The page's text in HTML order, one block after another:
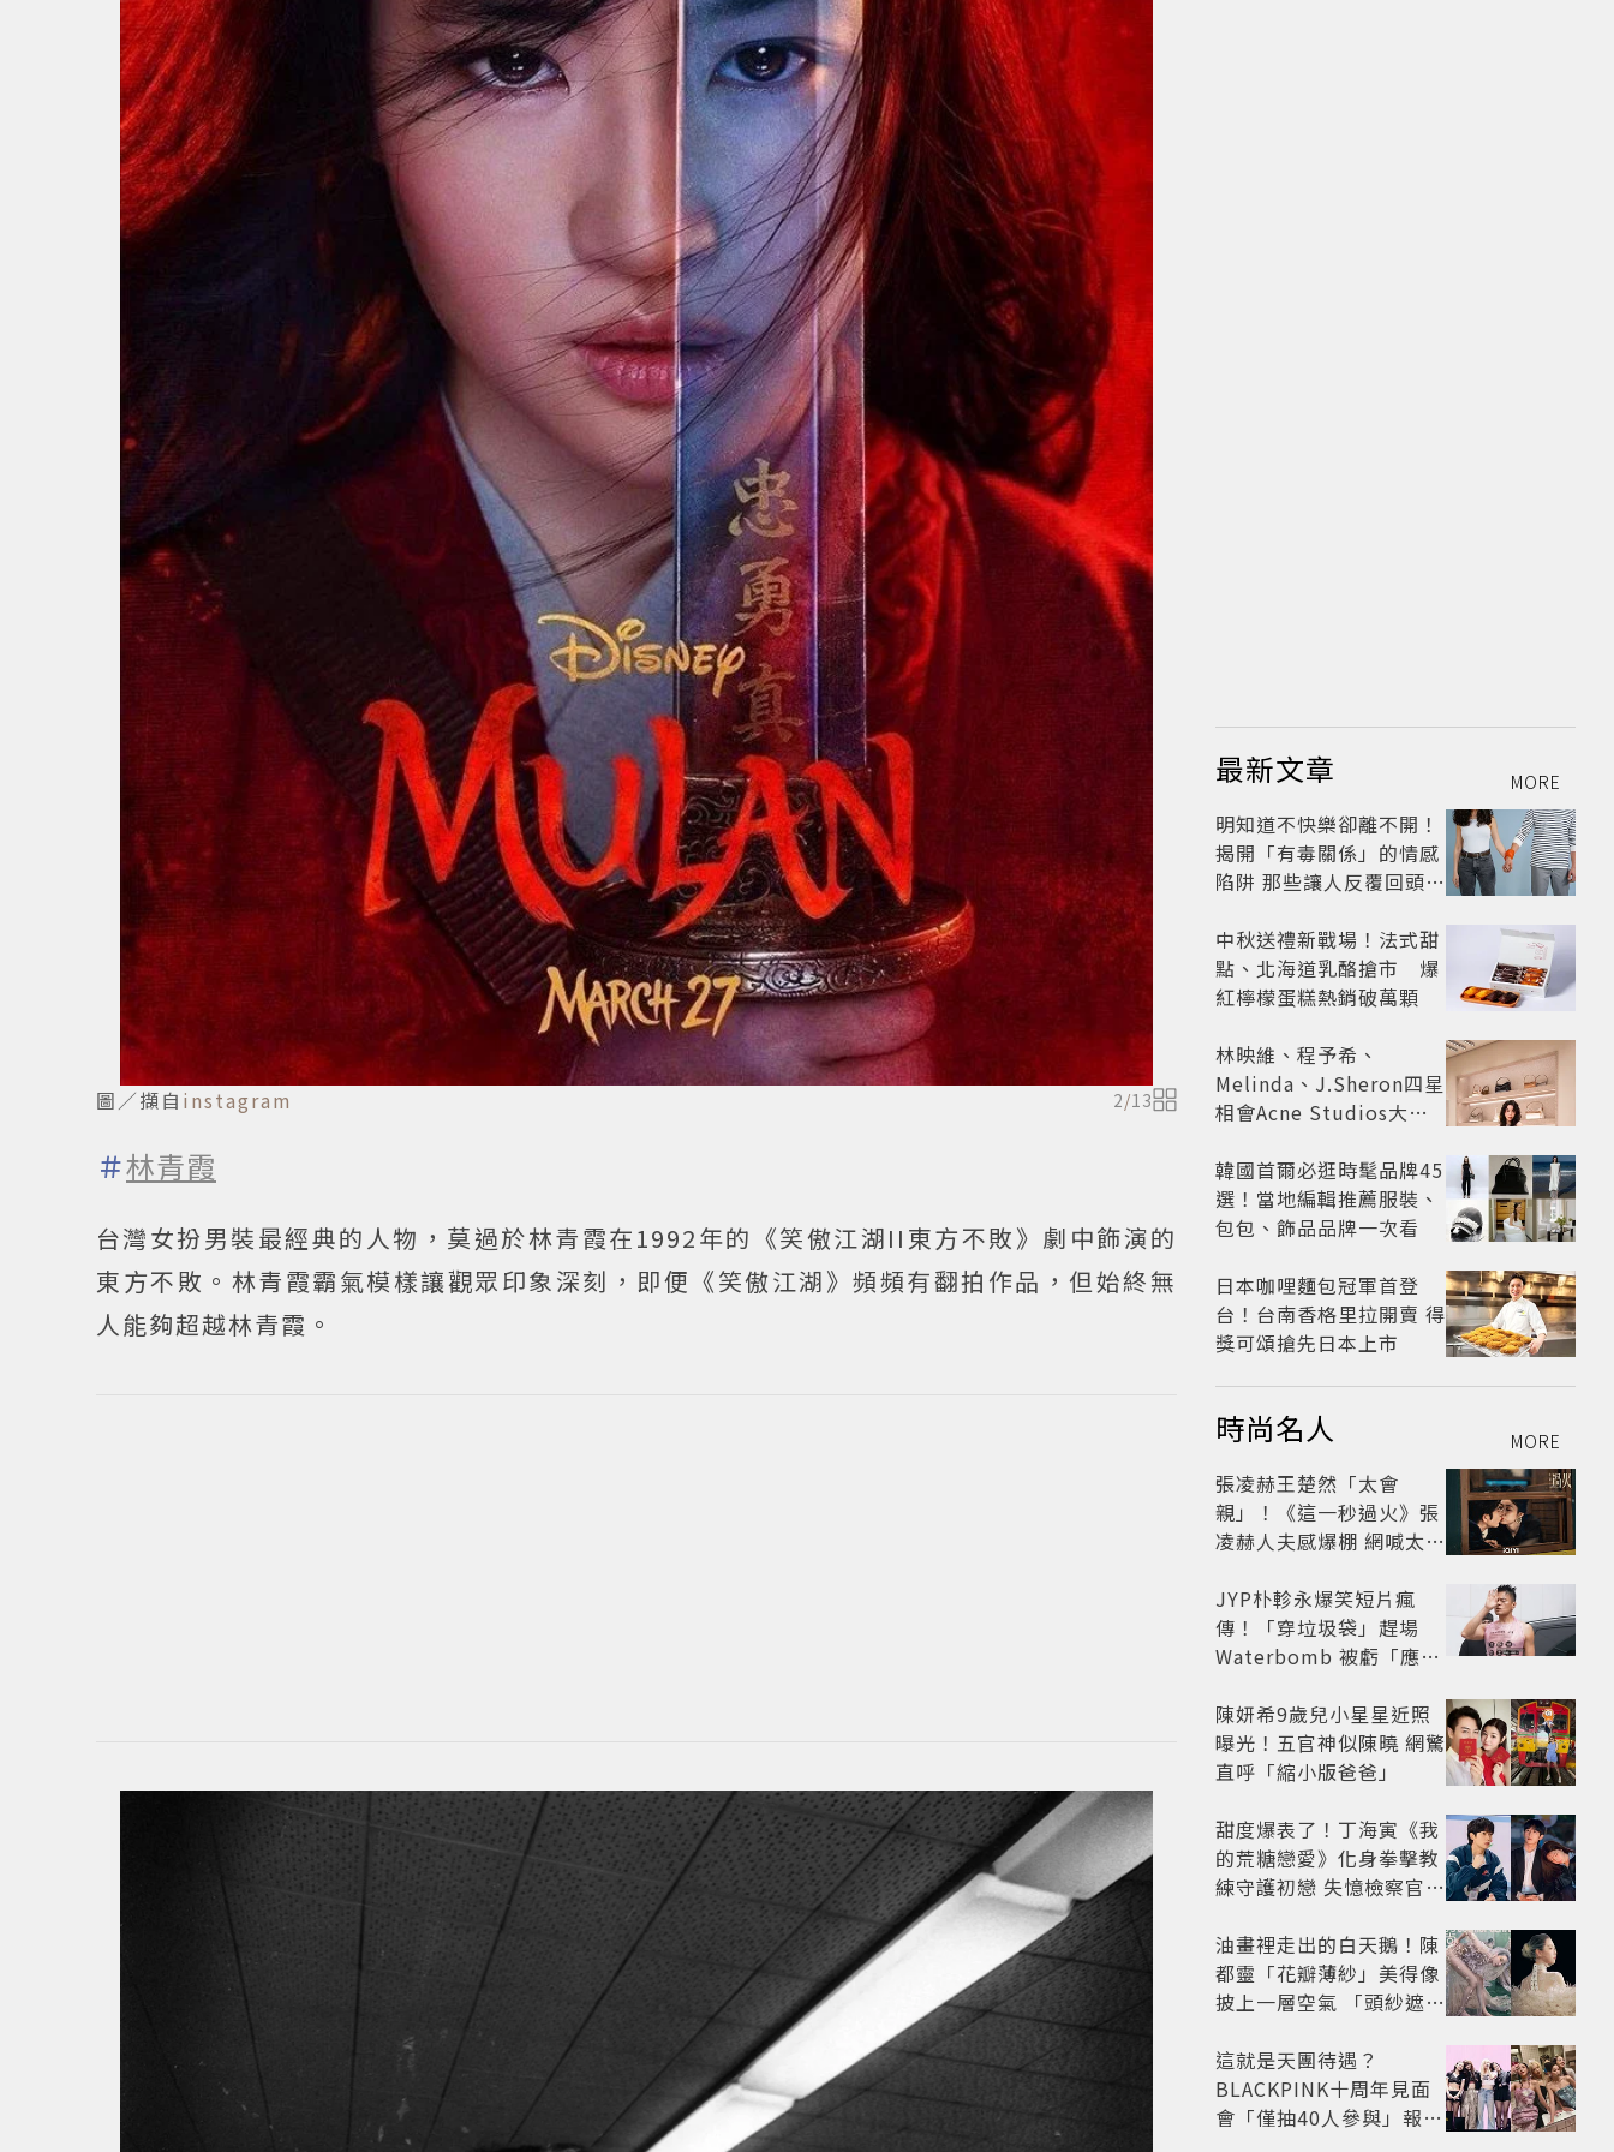
圖／擷自 instagram 2/13
＃林青霞
台灣女扮男裝最經典的人物，莫過於林青霞在1992年的《笑傲江湖II東方不敗》劇中飾演的
東方不敗。林青霞霸氣模樣讓觀眾印象深刻，即便《笑傲江湖》頻頻有翻拍作品，但始終無
人能夠超越林青霞。
最新文章 MORE
明知道不快樂卻離不開！
揭開「有毒關係」的情感
陷阱 那些讓人反覆回頭的
戒？
中秋送禮新戰場！法式甜
點、北海道乳酪搶市 爆
紅檸檬蛋糕熱銷破萬顆
林映維、程予希、
Melinda、J.Sheron四星
相會Acne Studios大曬
韓國首爾必逛時髦品牌45
選！當地編輯推薦服裝、
包包、飾品品牌一次看
日本咖哩麵包冠軍首登
台！台南香格里拉開賣 得
獎可頌搶先日本上市
時尚名人 MORE
張凌赫王楚然「太會
親」！《這一秒過火》張
凌赫人夫感爆棚 網喊太有
JYP朴軫永爆笑短片瘋
傳！「穿垃圾袋」趕場
Waterbomb 被虧「應該
陳妍希9歲兒小星星近照
曝光！五官神似陳曉 網驚
直呼「縮小版爸爸」
甜度爆表了！丁海寅《我
的荒糖戀愛》化身拳擊教
練守護初戀 失憶檢察官×
劇
油畫裡走出的白天鵝！陳
都靈「花瓣薄紗」美得像
披上一層空氣 「頭紗遮
太仙
這就是天團待遇？
BLACKPINK十周年見面
會「僅抽40人參與」報名